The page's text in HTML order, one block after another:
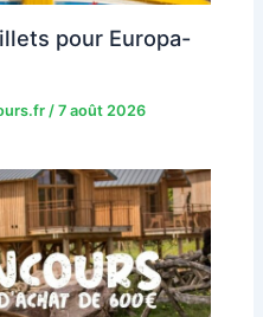
pour Europa-
/7 août 2026